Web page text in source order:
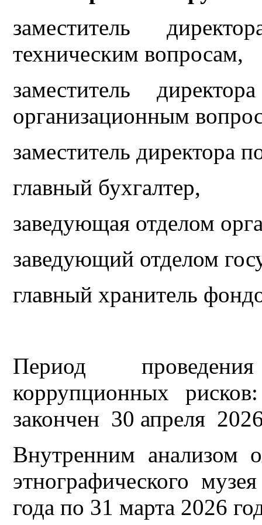
заместитель
техническим вопросам,
заместитель
организационным
заместитель директора
главный бухгалтер,
заведующая отделом
заведующий отделом
главный хранитель
Период
коррупционных
закончен 30 апреля
Внутренним анализом
этнографического
года по 31 марта 2026